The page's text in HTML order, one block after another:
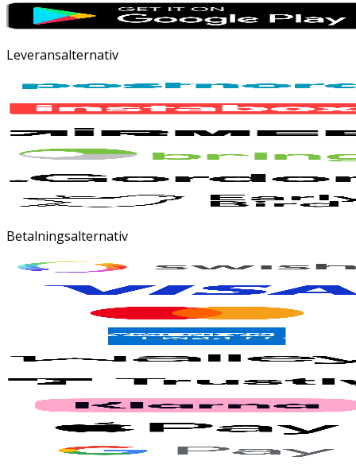
Leveransalternativ
Betalningsalternativ